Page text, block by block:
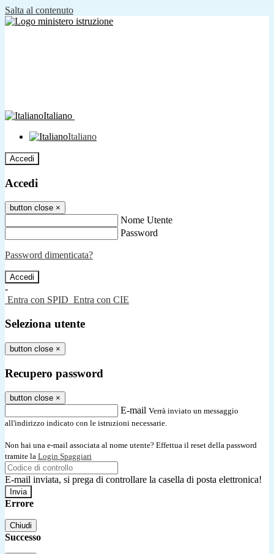
Salta al contenuto
Italiano
Italiano
Accedi
Accedi
button close ×
Nome Utente
Password
Password dimenticata?
-
Entra con SPID Entra con CIE
Seleziona utente
button close ×
Recupero password
button close ×
E-mail Verrà inviato un messaggio
all'indirizzo indicato con le istruzioni necessarie.
Non hai una e-mail associata al nome utente? Effettua il reset della password
tramite la Login Spaggiari
E-mail inviata, si prega di controllare la casella di posta elettronica!
Errore
Chiudi
Successo